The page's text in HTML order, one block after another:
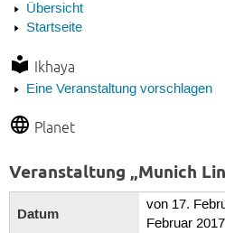
Übersicht
Startseite
Ikhaya
Eine Veranstaltung vorschlagen
Planet
Veranstaltung „Munich
Datum
von 17.
Februar